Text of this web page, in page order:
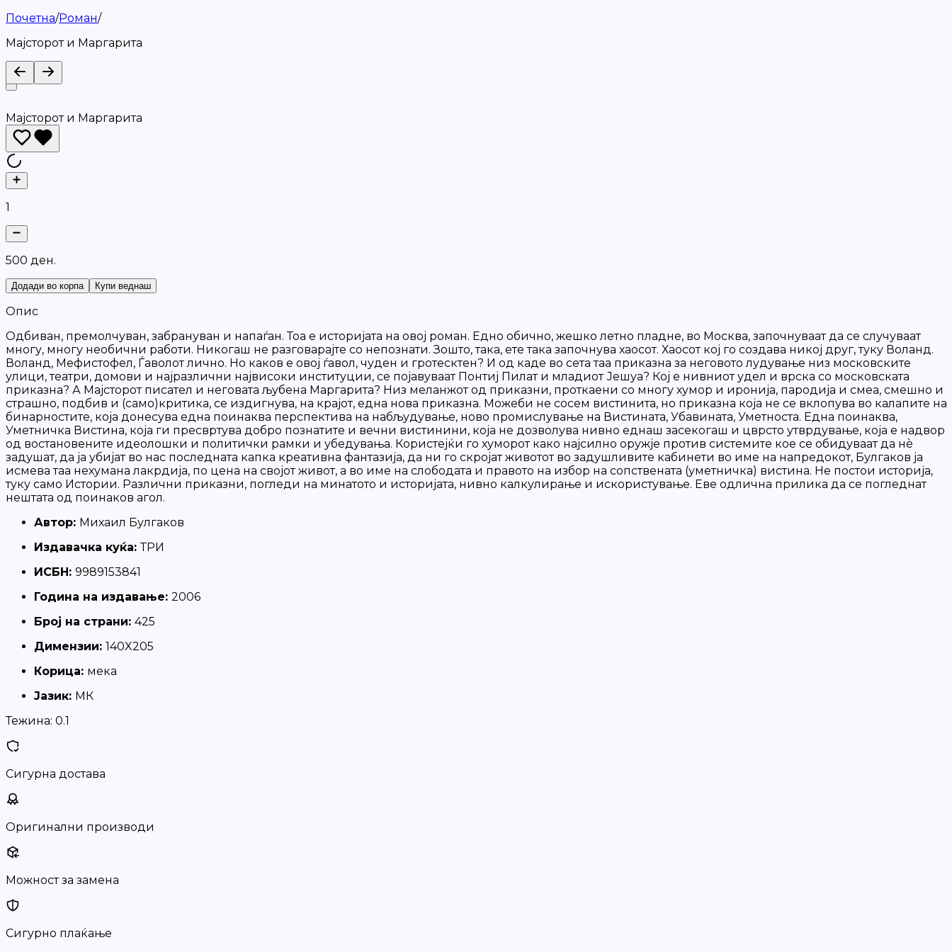
Почетна/Роман/
Мајсторот и Маргарита
Мајсторот и Маргарита
1
500 ден.
Додади во корпа Купи веднаш
Опис
Одбиван, премолчуван, забрануван и напаѓан. Тоа е историјата на овој роман. Едно обично, жешко летно пладне, во Москва, започнуваат да се случуваат
многу, многу необични работи. Никогаш не разговарајте со непознати. Зошто, така, ете така започнува хаосот. Хаосот кој го создава никој друг, туку Воланд.
Воланд, Мефистофел, Ѓаволот лично. Но каков е овој ѓавол, чуден и гротесктен? И од каде во сета таа приказна за неговото лудување низ московските
улици, театри, домови и најразлични највисоки институции, се појавуваат Понтиј Пилат и младиот Јешуа? Кој е нивниот удел и врска со московската
приказна? А Мајсторот писател и неговата љубена Маргарита? Низ меланжот од приказни, проткаени со многу хумор и иронија, пародија и смеа, смешно и
страшно, подбив и (само)критика, се издигнува, на крајот, една нова приказна. Можеби не сосем вистинита, но приказна која не се вклопува во калапите на
бинарностите, која донесува една поинаква перспектива на набљудување, ново промислување на Вистината, Убавината, Уметноста. Една поинаква,
Уметничка Вистина, која ги пресвртува добро познатите и вечни вистинини, која не дозволува нивно еднаш засекогаш и цврсто утврдување, која е надвор
од востановените идеолошки и политички рамки и убедувања. Користејќи го хуморот како најсилно оружје против системите кое се обидуваат да нè
задушат, да ја убијат во нас последната капка креативна фантазија, да ни го скројат животот во задушливите кабинети во име на напредокот, Булгаков ја
исмева таа нехумана лакрдија, по цена на својот живот, а во име на слободата и правото на избор на сопствената (уметничка) вистина. Не постои историја,
туку само Истории. Различни приказни, погледи на минатото и историјата, нивно калкулирање и искористување. Еве одлична прилика да се погледнат
нештата од поинаков агол.
Автор: Михаил Булгаков
Издавачка куќа:ТРИ
ИСБН: 9989153841
Година на издавање: 2006
Број на страни: 425
Димензии: 140X205
Корица: мека
Јазик: МК
Тежина: 0.1
Сигурна достава
Оригинални производи
Можност за замена
Сигурно плаќање